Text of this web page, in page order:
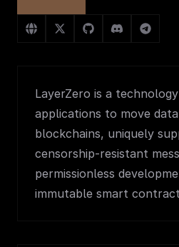
LayerZero is a
applications to move
blockchains, uniquely
censorship-resistant
permissionless
immutable smart